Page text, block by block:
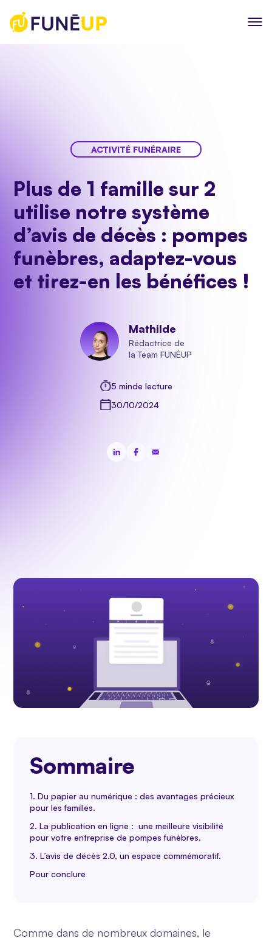
ACTIVITÉ FUNÉRAIRE
Plus de 1 famille sur 2
utilise notre système
d’avis de décès : pompes
funèbres, adaptez-vous
et tirez-en les bénéfices !
Mathilde
Rédactrice de
la Team FUNÉUP
5 minde lecture
30/10/2024
Sommaire
1. Du papier au numérique : des avantages précieux
pour les familles.
2. La publication en ligne : une meilleure visibilité
pour votre entreprise de pompes funèbres.
3. L’avis de décès 2.0, un espace commémoratif.
Pour conclure
Comme dans de nombreux domaines, le